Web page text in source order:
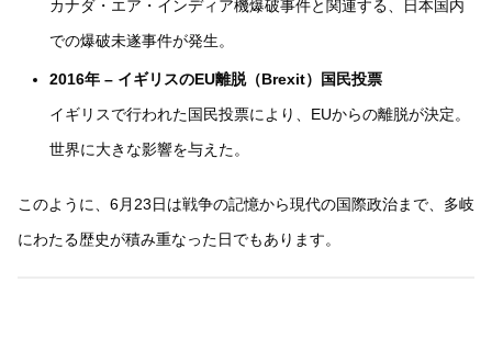
カナダ・エア・インディア機爆破事件と関連する、日本国内
での爆破未遂事件が発生。
2016年 – イギリスのEU離脱（Brexit）国民投票
イギリスで行われた国民投票により、EUからの離脱が決定。
世界に大きな影響を与えた。
このように、6月23日は戦争の記憶から現代の国際政治まで、多岐
にわたる歴史が積み重なった日でもあります。